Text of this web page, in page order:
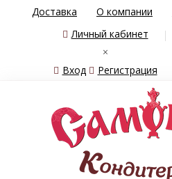
Доставка О компании
Личный кабинет
×
Вход
Регистрация